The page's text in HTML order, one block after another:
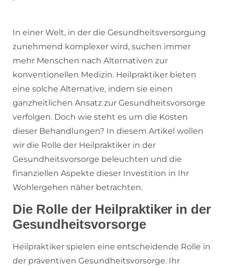
In einer Welt, in der die Gesundheitsversorgung
zunehmend komplexer wird, suchen immer
mehr Menschen nach Alternativen zur
konventionellen Medizin. Heilpraktiker bieten
eine solche Alternative, indem sie einen
ganzheitlichen Ansatz zur Gesundheitsvorsorge
verfolgen. Doch wie steht es um die Kosten
dieser Behandlungen? In diesem Artikel wollen
wir die Rolle der Heilpraktiker in der
Gesundheitsvorsorge beleuchten und die
finanziellen Aspekte dieser Investition in Ihr
Wohlergehen näher betrachten.
Die Rolle der Heilpraktiker in der
Gesundheitsvorsorge
Heilpraktiker spielen eine entscheidende Rolle in
der präventiven Gesundheitsvorsorge. Ihr